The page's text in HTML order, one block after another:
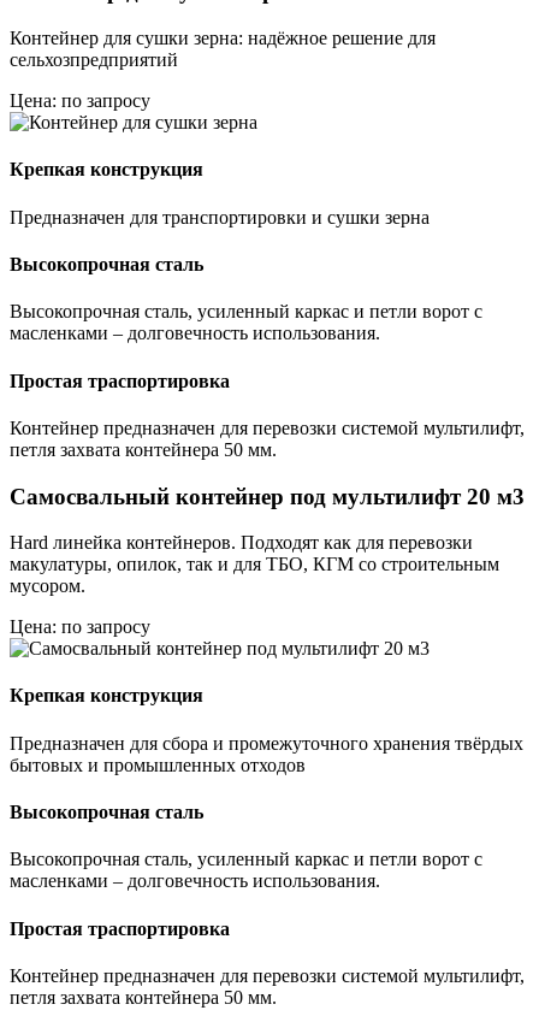
Контейнер для сушки зерна: надёжное решение для
сельхозпредприятий
Цена: по запросу
Крепкая конструкция
Предназначен для транспортировки и сушки зерна
Высокопрочная сталь
Высокопрочная сталь, усиленный каркас и петли ворот с
масленками – долговечность использования.
Простая траспортировка
Контейнер предназначен для перевозки системой мультилифт,
петля захвата контейнера 50 мм.
Самосвальный контейнер под мультилифт 20 м3
Hard линейка контейнеров. Подходят как для перевозки
макулатуры, опилок, так и для ТБО, КГМ со строительным
мусором.
Цена: по запросу
Крепкая конструкция
Предназначен для сбора и промежуточного хранения твёрдых
бытовых и промышленных отходов
Высокопрочная сталь
Высокопрочная сталь, усиленный каркас и петли ворот с
масленками – долговечность использования.
Простая траспортировка
Контейнер предназначен для перевозки системой мультилифт,
петля захвата контейнера 50 мм.